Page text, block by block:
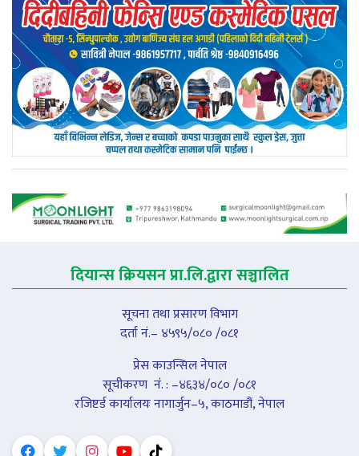
दियान्स क्रियसन प्रा.लि.द्वारा सञ्चालित
सूचना तथा प्रसारण विभाग
दर्ता नं.– ४५९५/०८० /०८१
प्रेस काउन्सिल नेपाल
सूचीकरण नंं. : –४६३४/०८० /०८१
रजिष्टर्ड कार्यालयः नागार्जुन–५, काठमाडौं, नेपाल